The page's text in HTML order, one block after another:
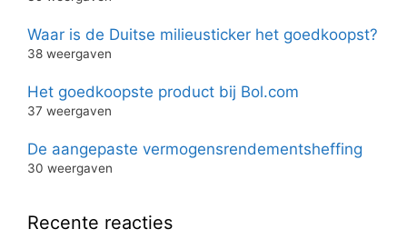
Waar is de Duitse milieusticker het goedkoopst?
38 weergaven
Het goedkoopste product bij Bol.com
37 weergaven
De aangepaste vermogensrendementsheffing
30 weergaven
Recente reacties